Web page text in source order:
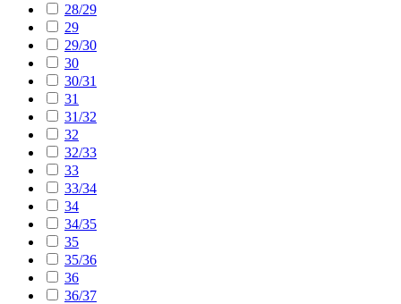
28/29
29
29/30
30
30/31
31
31/32
32
32/33
33
33/34
34
34/35
35
35/36
36
36/37